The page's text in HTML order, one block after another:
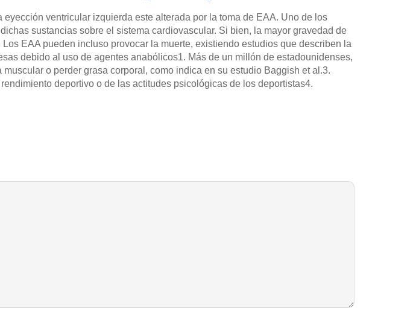
ventricular izquierda este alterada por la toma de EAA. Uno de los
sustancias sobre el sistema cardiovascular. Si bien, la mayor gravedad de
EAA pueden incluso provocar la muerte, existiendo estudios que describen la
debido al uso de agentes anabólicos1. Más de un millón de estadounidenses,
o perder grasa corporal, como indica en su estudio Baggish et al.3.
deportivo o de las actitudes psicológicas de los deportistas4.